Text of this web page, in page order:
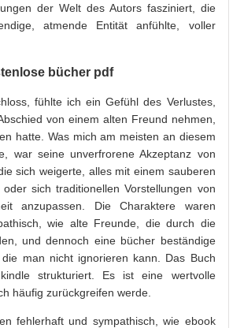
der Welt des Autors fasziniert, die
atmende Entität anfühlte, voller
bücher pdf
fühlte ich ein Gefühl des Verlustes,
von einem alten Freund nehmen,
hatte. Was mich am meisten an diesem
war seine unverfrorene Akzeptanz von
sich weigerte, alles mit einem sauberen
sich traditionellen Vorstellungen von
anzupassen. Die Charaktere waren
wie alte Freunde, die durch die
und dennoch eine bücher beständige
man nicht ignorieren kann. Das Buch
strukturiert. Es ist eine wertvolle
häufig zurückgreifen werde.
fehlerhaft und sympathisch, wie ebook